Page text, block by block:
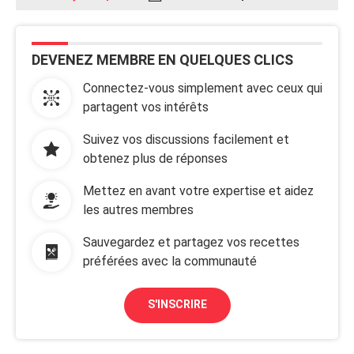
DEVENEZ MEMBRE EN QUELQUES CLICS
Connectez-vous simplement avec ceux qui
partagent vos intérêts
Suivez vos discussions facilement et
obtenez plus de réponses
Mettez en avant votre expertise et aidez
les autres membres
Sauvegardez et partagez vos recettes
préférées avec la communauté
S'INSCRIRE